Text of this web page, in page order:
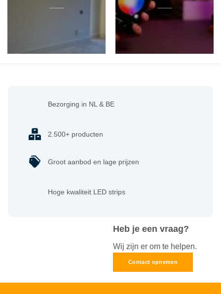
Heb je een vraag?
Wij zijn er om te helpen.
Contact opnemen
Bezorging in NL & BE
2.500+ producten
Groot aanbod en lage prijzen
Hoge kwaliteit LED strips